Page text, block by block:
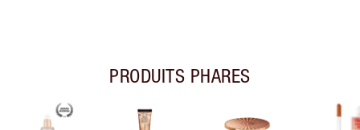
PRODUITS PHARES